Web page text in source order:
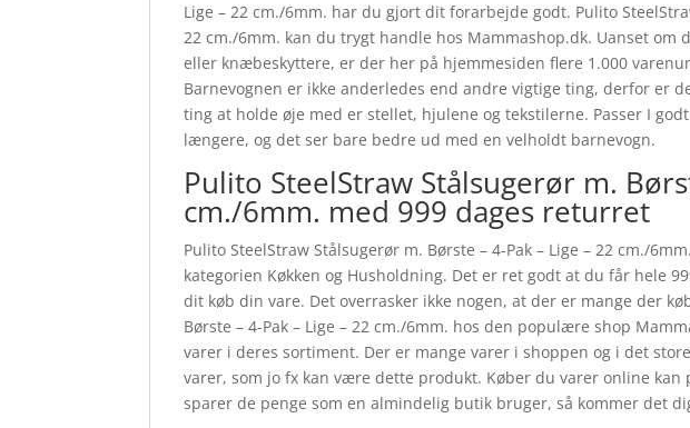
Lige – 22 cm./6mm. har du gjort dit forarbejde godt. Pulito
22 cm./6mm. kan du trygt handle hos Mammashop.dk. Uanset
eller knæbeskyttere, er der her på hjemmesiden flere 1.000
Barnevognen er ikke anderledes end andre vigtige ting, derfor er
ting at holde øje med er stellet, hjulene og tekstilerne. Passer I
længere, og det ser bare bedre ud med en velholdt barnevogn.
Pulito SteelStraw Stålsugerør m.
cm./6mm. med 999 dages returret
Pulito SteelStraw Stålsugerør m. Børste – 4-Pak – Lige – 22 cm./
kategorien Køkken og Husholdning. Det er ret godt at du får hele
dit køb din vare. Det overrasker ikke nogen, at der er mange der
Børste – 4-Pak – Lige – 22 cm./6mm. hos den populære shop
varer i deres sortiment. Der er mange varer i shoppen og i det
varer, som jo fx kan være dette produkt. Køber du varer online
sparer de penge som en almindelig butik bruger, så kommer det